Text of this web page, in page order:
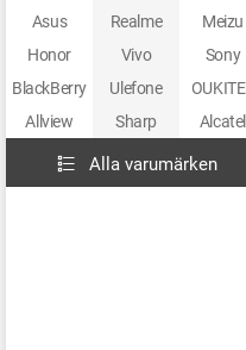
Asus
Realme Meizu
Honor
Vivo Sony
BlackBerry
Ulefone
Allview
Sharp Alcatel
Alla varumärken